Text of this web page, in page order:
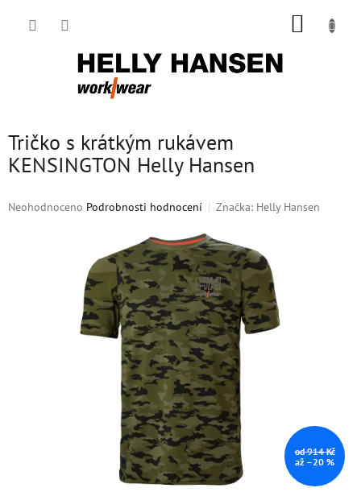
Tričko s krátkým rukávem
KENSINGTON Helly Hansen
Průměrné
Neohodnoceno Podrobnosti hodnocení Značka: Helly Hansen
od 914 Kč
až –20 %